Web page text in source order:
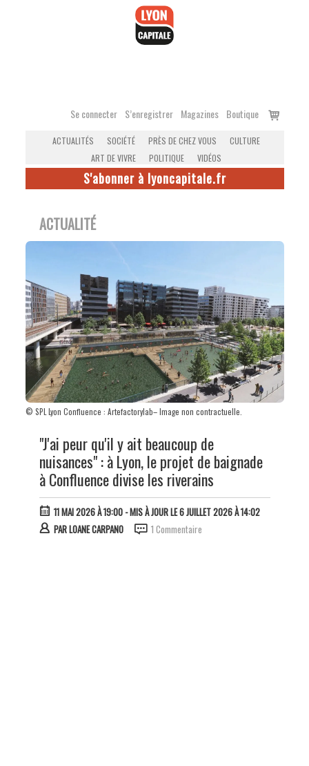
Se connecter S’enregistrer Magazines Boutique
Voir
ACTUALITÉS SOCIÉTÉ PRÈS DE CHEZ VOUS
CULTURE
ART DE VIVRE
POLITIQUE VIDÉOS
S'abonner à lyoncapitale.fr
ACTUALITÉ
© SPL Lyon Confluence : Artefactorylab– Image non contractuelle.
"J'ai peur qu'il y ait beaucoup de
nuisances" : à Lyon, le projet de baignade
à Confluence divise les riverains
11 MAI 2026 À 19:00- MIS À JOUR LE 6 JUILLET 2026 À 14:02
PARLOANE CARPANO 1 Commentaire